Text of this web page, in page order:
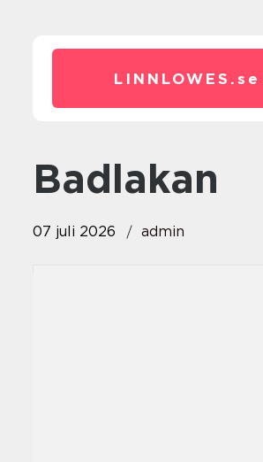
LINNLOWES. se
Badlakan
07 juli 2026 admin